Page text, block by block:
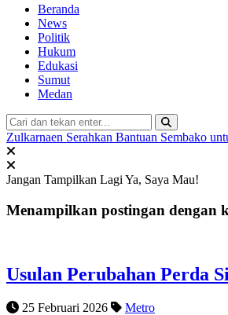
Beranda
News
Politik
Hukum
Edukasi
Sumut
Medan
Zulkarnaen Serahkan Bantuan Sembako
Jangan Tampilkan Lagi Ya, Saya Mau!
Menampilkan postingan dengan
Usulan Perubahan Perda
25 Februari 2026 Metro